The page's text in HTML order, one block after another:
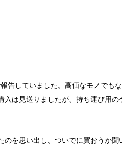
告していました。高価なモノでも
は見送りましたが、持ち運び用
を思い出し、ついでに買おうか